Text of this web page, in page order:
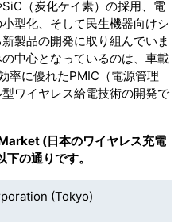
（炭化ケイ素）の採用、電
型化、そして民生機器向けシ
製品の開発に取り組んでいま
中心となっているのは、車載
率に優れたPMIC（電源管理
ワイヤレス給電技術の開発で
(日本のワイヤレス充電
の通りです。
(Tokyo)